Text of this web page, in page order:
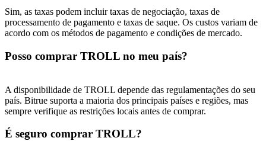
Sim, as taxas podem incluir taxas de negociação, taxas de
processamento de pagamento e taxas de saque. Os custos variam de
acordo com os métodos de pagamento e condições de mercado.
Posso comprar TROLL no meu país?
A disponibilidade de TROLL depende das regulamentações do seu
país. Bitrue suporta a maioria dos principais países e regiões, mas
sempre verifique as restrições locais antes de comprar.
É seguro comprar TROLL?